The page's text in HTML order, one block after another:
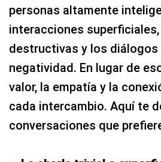
personas altamente
interacciones
destructivas y los diálogos
negatividad. En lugar de
valor, la empatía y la
cada intercambio. Aquí te
conversaciones que